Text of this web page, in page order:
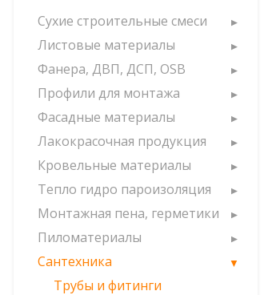
Сухие строительные смеси
Листовые материалы
Фанера, ДВП, ДСП, OSB
Профили для монтажа
Фасадные материалы
Лакокрасочная продукция
Кровельные материалы
Тепло гидро пароизоляция
Монтажная пена, герметики
Пиломатериалы
Сантехника
Трубы и фитинги